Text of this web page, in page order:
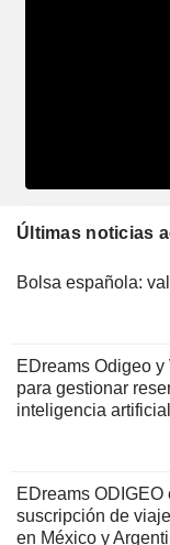
Últimas noticias
Bolsa española:
EDreams Odigeo
para gestionar
inteligencia artificial
EDreams
suscripción de
en México y